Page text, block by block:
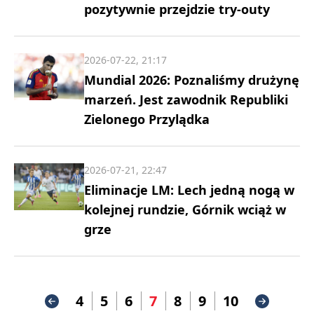
pozytywnie przejdzie try-outy
Mundial 2026: Poznaliśmy drużynę
marzeń. Jest zawodnik Republiki
Zielonego Przylądka
2026-07-22, 21:17
Eliminacje LM: Lech jedną nogą w
kolejnej rundzie, Górnik wciąż w
grze
2026-07-21, 22:47
4 5 6 7 8 9 10